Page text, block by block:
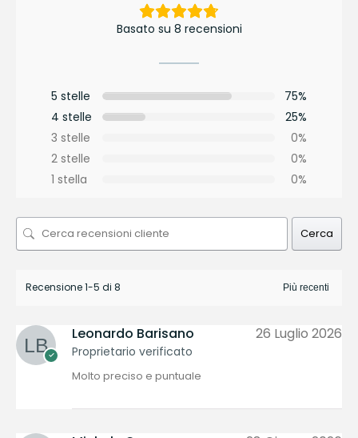
Basato su 8 recensioni
5 stelle
75%
4 stelle
25%
3 stelle
0%
2 stelle
0%
1 stella
0%
Cerca
Recensione 1-5 di 8
Leonardo Barisano
Proprietario verificato
26 Luglio 2026
Molto preciso e puntuale